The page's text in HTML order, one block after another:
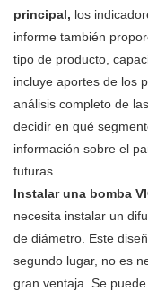
principal, los
informe también
tipo de producto,
incluye aportes de los
análisis completo de
decidir en qué
información sobre el
futuras.
Instalar una bomba
necesita instalar un
de diámetro. Este
segundo lugar, no es
gran ventaja. Se